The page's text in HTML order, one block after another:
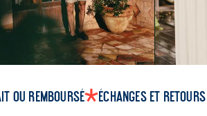
ou remboursé Échanges et